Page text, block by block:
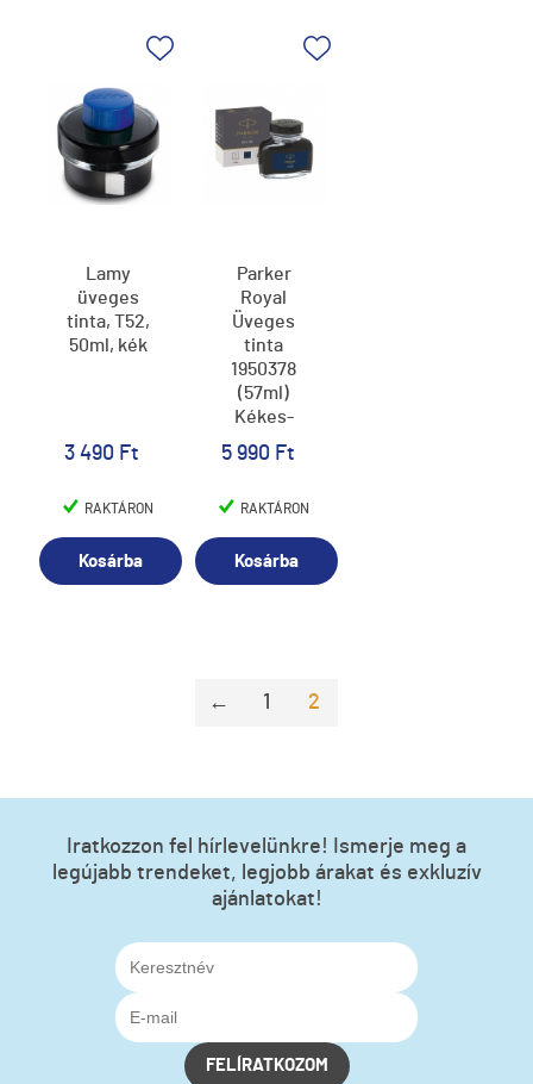
Lamy
üveges
tinta, T52,
50ml, kék
3 490 Ft
RAKTÁRON
Kosárba
Parker
Royal
Üveges
tinta
1950378
(57ml)
Kékes-
Fekete
5 990 Ft
RAKTÁRON
Kosárba
← 1 2
Iratkozzon fel hírlevelünkre! Ismerje meg a
legújabb trendeket, legjobb árakat és exkluzív
ajánlatokat!
FELÍRATKOZOM